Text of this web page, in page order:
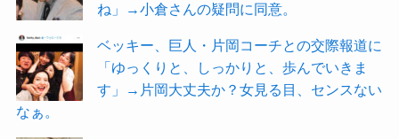
ね」→小倉さんの疑問に同意。
ベッキー、巨人・片岡コーチとの交際報道に
「ゆっくりと、しっかりと、歩んでいきま
す」→片岡大丈夫か？女見る目、センスない
なぁ。